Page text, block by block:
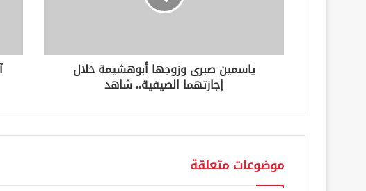
ن
ياسمين صبرى وزوجها أبوهشيمة خلال
إجازتهما الصيفية.. شاهد
موضوعات متعلقة